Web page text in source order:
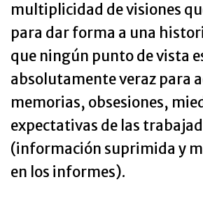
multiplicidad de visiones
para dar forma a una
que ningún punto de vista
absolutamente veraz para
memorias, obsesiones,
expectativas de las
(información suprimida y
en los informes).